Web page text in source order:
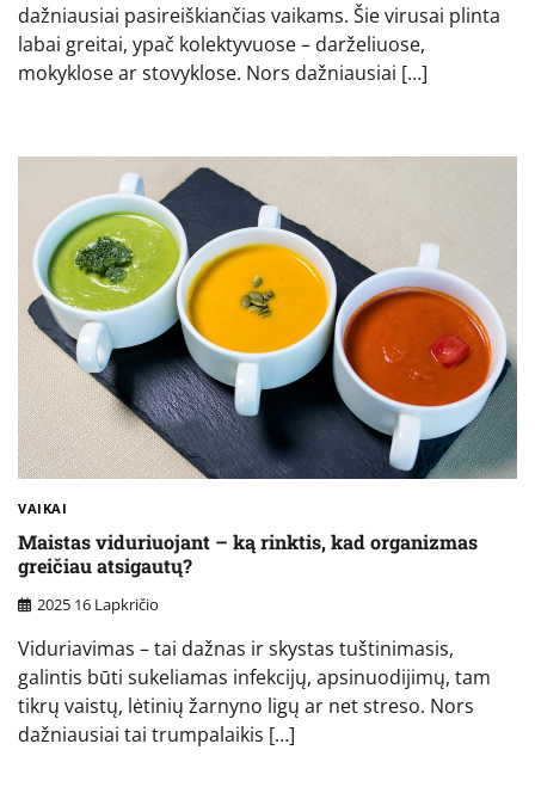
dažniausiai pasireiškiančias vaikams. Šie virusai plinta
labai greitai, ypač kolektyvuose – darželiuose,
mokyklose ar stovyklose. Nors dažniausiai […]
VAIKAI
Maistas viduriuojant – ką rinktis, kad organizmas
greičiau atsigautų?
2025 16 Lapkričio
Viduriavimas – tai dažnas ir skystas tuštinimasis,
galintis būti sukeliamas infekcijų, apsinuodijimų, tam
tikrų vaistų, lėtinių žarnyno ligų ar net streso. Nors
dažniausiai tai trumpalaikis […]